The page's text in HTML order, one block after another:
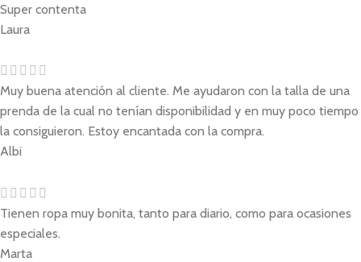
Super contenta
Laura
Muy buena atención al cliente. Me ayudaron con la talla de una
prenda de la cual no tenían disponibilidad y en muy poco tiempo
la consiguieron. Estoy encantada con la compra.
Albi
Tienen ropa muy bonita, tanto para diario, como para ocasiones
especiales.
Marta